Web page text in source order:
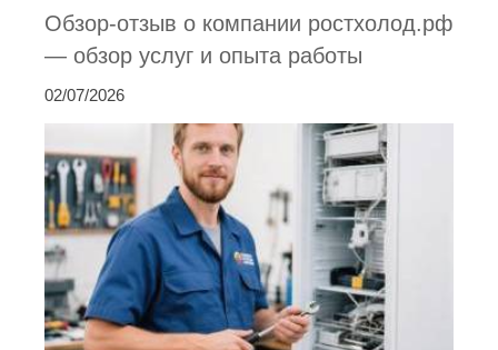
Обзор-отзыв о компании ростхолод.рф
— обзор услуг и опыта работы
02/07/2026